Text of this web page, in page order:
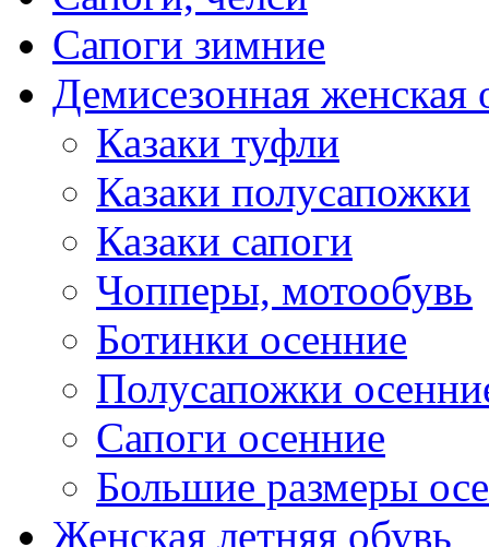
Сапоги зимние
Демисезонная женская
Казаки туфли
Казаки полусапожки
Казаки сапоги
Чопперы, мотообувь
Ботинки осенние
Полусапожки
Сапоги осенние
Большие размеры
Женская летняя обувь